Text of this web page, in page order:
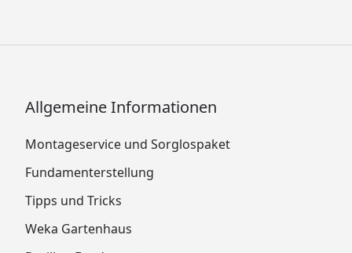
Allgemeine Informationen
Montageservice und Sorglospaket
Fundamenterstellung
Tipps und Tricks
Weka Gartenhaus